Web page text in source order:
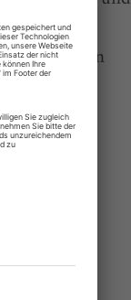
Endgeräten
von
Abos